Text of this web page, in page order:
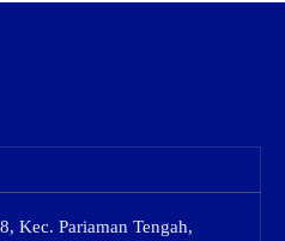
Kec. Pariaman Tengah,